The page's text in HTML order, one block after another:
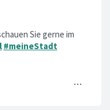
Sie gerne im
#meineStadt